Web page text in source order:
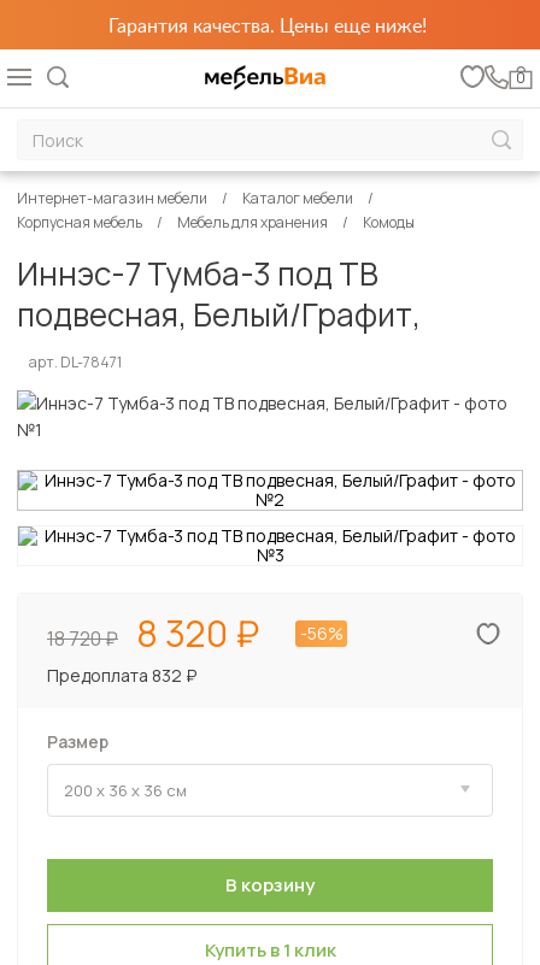
Гарантия качества. Цены еще ниже!
0
Интернет-магазин мебели
Каталог мебели
Корпусная мебель
Мебель для хранения Комоды
Иннэс-7 Тумба-3 под ТВ
подвесная, Белый/Графит,
арт. DL-78471
18 720 8 320
-56%
Предоплата 832 ₽
Размер
Купить в 1 клик